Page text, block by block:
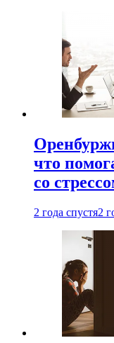
что
со
2 года спустя2